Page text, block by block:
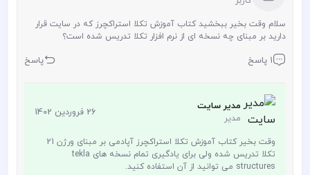
سلام وقت بخیر ببخشید کتاب آموزش تکلا استراکچرز که در سایت قرار
دارید بر مبنای چه نسخه ای از نرم افزار تکلا تدریس شده است؟
1 پاسخ پاسخ
مدیر سایت
مدیر 26 فروردین 1402
وقت بخیر کتاب آموزش تکلا استراکچرز آپادمی بر مبنای ورژن 21
تکلا تدریس شده ولی برای یادگیری تمام نسخه های tekla
structures می توانید از آن استفاده کنید.